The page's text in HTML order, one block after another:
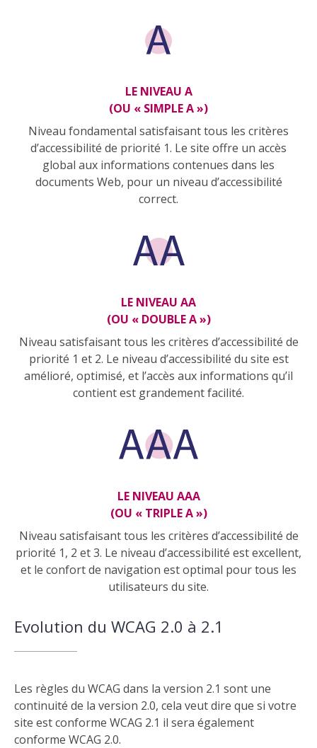
LE NIVEAU A
(OU « SIMPLE A »)
Niveau fondamental satisfaisant tous les critères
d’accessibilité de priorité 1. Le site offre un accès
global aux informations contenues dans les
documents Web, pour un niveau d’accessibilité
correct.
LE NIVEAU AA
(OU « DOUBLE A »)
Niveau satisfaisant tous les critères d’accessibilité de
priorité 1 et 2. Le niveau d’accessibilité du site est
amélioré, optimisé, et l’accès aux informations qu’il
contient est grandement facilité.
LE NIVEAU AAA
(OU « TRIPLE A »)
Niveau satisfaisant tous les critères d’accessibilité de
priorité 1, 2 et 3. Le niveau d’accessibilité est excellent,
et le confort de navigation est optimal pour tous les
utilisateurs du site.
Evolution du WCAG 2.0 à 2.1
Les règles du WCAG dans la version 2.1 sont une
continuité de la version 2.0, cela veut dire que si votre
site est conforme WCAG 2.1 il sera également
conforme WCAG 2.0.